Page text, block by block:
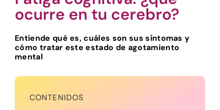
ocurre en tu cerebro?
Entiende qué es, cuáles son sus síntomas y
cómo tratar este estado de agotamiento
mental
CONTENIDOS